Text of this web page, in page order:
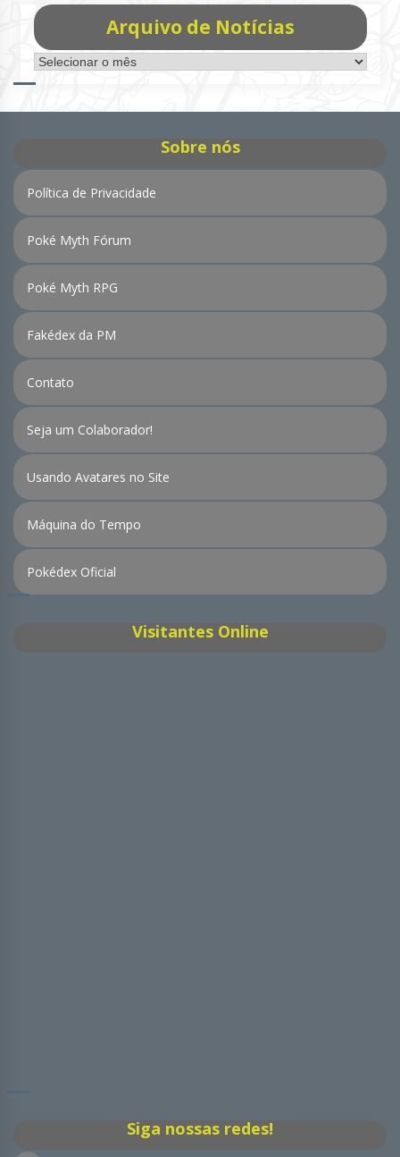
Arquivo de Notícias
Arquivo
de
Sobre nós
Política de Privacidade
Poké Myth Fórum
Poké Myth RPG
Fakédex da PM
Contato
Seja um Colaborador!
Usando Avatares no Site
Máquina do Tempo
Pokédex Oficial
Visitantes Online
Siga nossas redes!